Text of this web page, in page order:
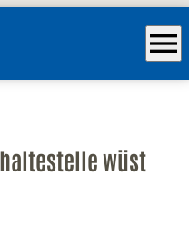
menu
wüst